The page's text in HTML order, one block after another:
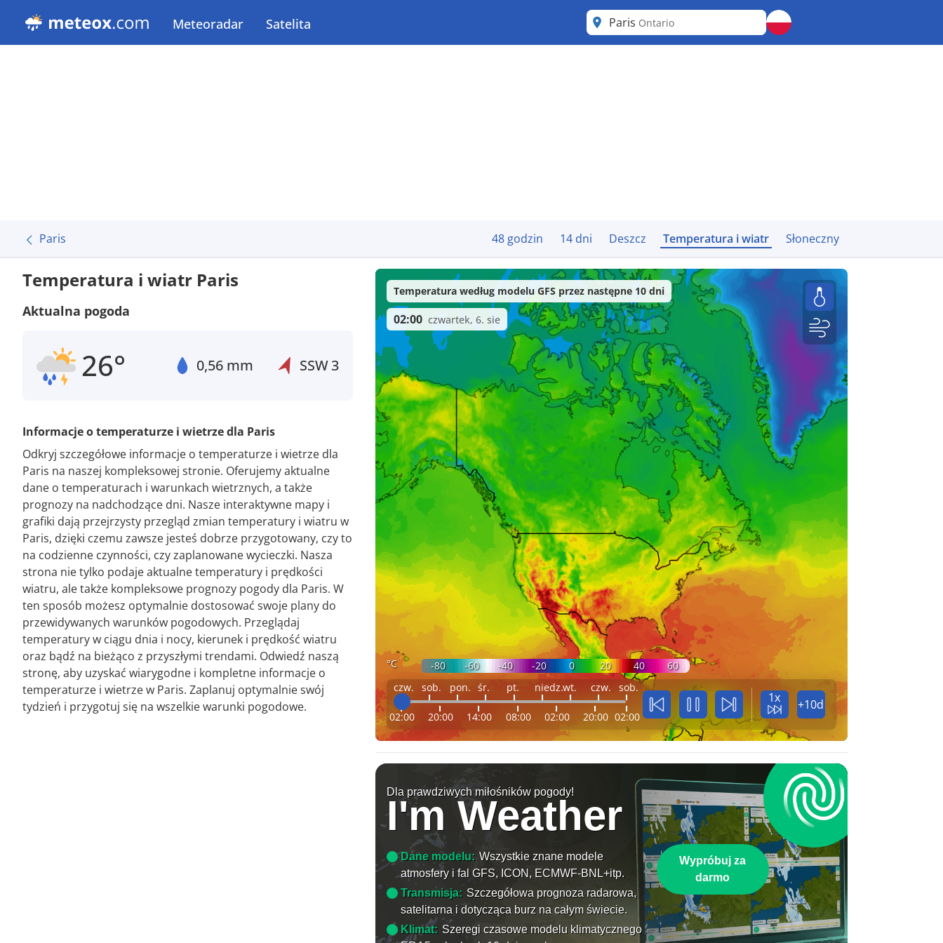
Meteoradar Satelita Paris Ontario
Paris 48 godzin 14 dni Deszcz Temperatura i wiatr Słoneczny
Temperatura i wiatr Paris
Aktualna pogoda
26° 0,56 mm SSW3
Informacje o temperaturze i wietrze dla Paris
Odkryj szczegółowe informacje o temperaturze i wietrze dla
Paris na naszej kompleksowej stronie. Oferujemy aktualne
dane o temperaturach i warunkach wietrznych, a także
prognozy na nadchodzące dni. Nasze interaktywne mapy i
grafiki dają przejrzysty przegląd zmian temperatury i wiatru w
Paris, dzięki czemu zawsze jesteś dobrze przygotowany, czy to
na codzienne czynności, czy zaplanowane wycieczki. Nasza
strona nie tylko podaje aktualne temperatury i prędkości
wiatru, ale także kompleksowe prognozy pogody dla Paris. W
ten sposób możesz optymalnie dostosować swoje plany do
przewidywanych warunków pogodowych. Przeglądaj
temperatury w ciągu dnia i nocy, kierunek i prędkość wiatru
oraz bądź na bieżąco z przyszłymi trendami. Odwiedź naszą
stronę, aby uzyskać wiarygodne i kompletne informacje o
temperaturze i wietrze w Paris. Zaplanuj optymalnie swój
tydzień i przygotuj się na wszelkie warunki pogodowe.
°C -80 -60 -40 -20 0 20 40
60
czw.
sob. pon. śr. pt. niedz.wt. czw. sob.
02:00 20:00 14:00 08:00 02:00 20:00 02:00
1x +10d
Temperatura według modelu GFS przez następne 10 dni
02:00 czwartek, 6. sie
Dla prawdziwych miłośników pogody!
I'm Weather
Dane modelu: Wszystkie znane modele
atmosfery i fal GFS, ICON, ECMWF-BNL+itp.
Transmisja: Szczegółowa prognoza radarowa,
satelitarna i dotycząca burz na całym świecie.
Klimat: Szeregi czasowe modelu klimatycznego
Wypróbuj za
darmo